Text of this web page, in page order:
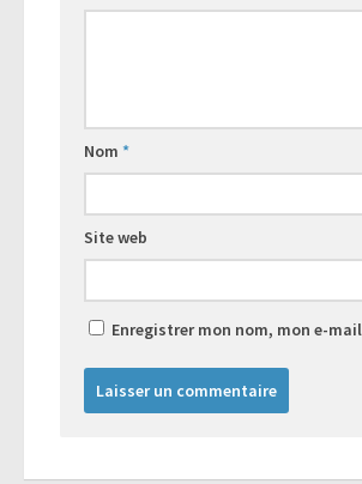
Nom *
Site web
Enregistrer mon nom, mon e-